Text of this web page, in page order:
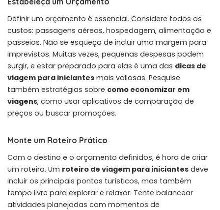
Definir um orçamento é essencial. Considere todos os
custos: passagens aéreas, hospedagem, alimentação e
passeios. Não se esqueça de incluir uma margem para
imprevistos. Muitas vezes, pequenas despesas podem
surgir, e estar preparado para elas é uma das dicas de
viagem para iniciantes mais valiosas. Pesquise
também estratégias sobre como economizar em
viagens, como usar aplicativos de comparação de
preços ou buscar promoções.
Monte um Roteiro Prático
Com o destino e o orçamento definidos, é hora de criar
um roteiro. Um roteiro de viagem para iniciantes deve
incluir os principais pontos turísticos, mas também
tempo livre para explorar e relaxar. Tente balancear
atividades planejadas com momentos de